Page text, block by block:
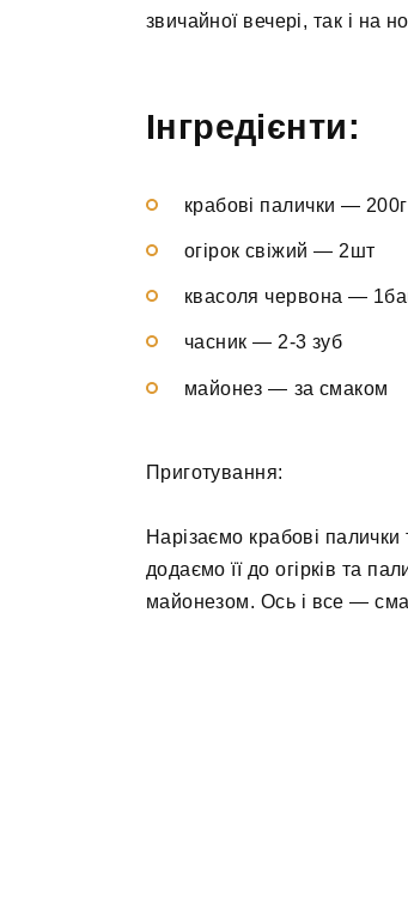
звичайної вечері, так і на
Інгредієнти:
крабові палички — 200г
огірок свіжий — 2шт
квасоля червона —
часник — 2-3 зуб
майонез — за смаком
Приготування:
Нарізаємо крабові палички
додаємо її до огірків та
майонезом. Ось і все —